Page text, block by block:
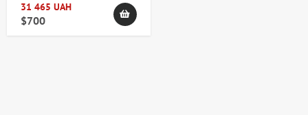
31 465 UAH
$700